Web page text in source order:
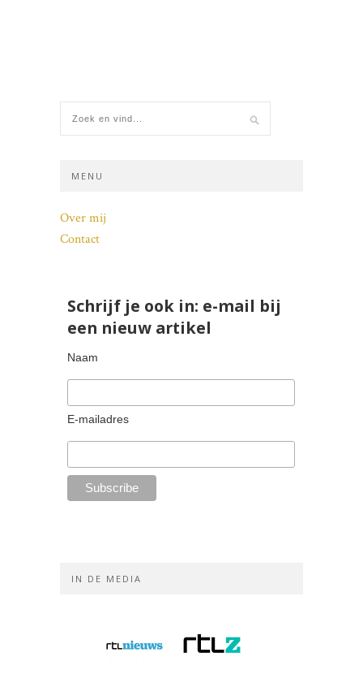
MENU
Over mij
Contact
Schrijf je ook in: e-mail bij
een nieuw artikel
Naam
E-mailadres
IN DE MEDIA